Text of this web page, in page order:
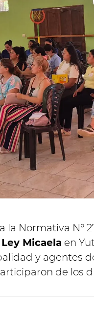
Normativa N°
Ley Micaela en
y agentes
de los